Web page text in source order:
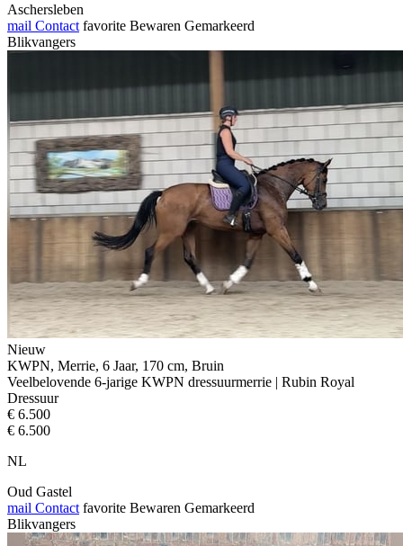
Aschersleben
mail Contact favorite Bewaren Gemarkeerd
Blikvangers
Nieuw
KWPN, Merrie, 6 Jaar, 170 cm, Bruin
Veelbelovende 6-jarige KWPN dressuurmerrie | Rubin Royal
Dressuur
€ 6.500
€ 6.500
NL
Oud Gastel
mail Contact favorite Bewaren Gemarkeerd
Blikvangers